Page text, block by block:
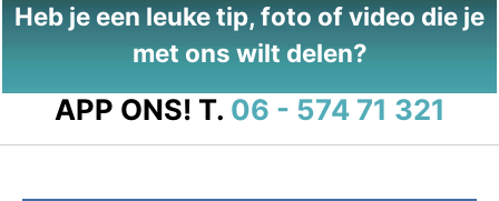
Heb je een leuke tip, foto of video die je
met ons wilt delen?
APP ONS! T. 06 - 574 71 321